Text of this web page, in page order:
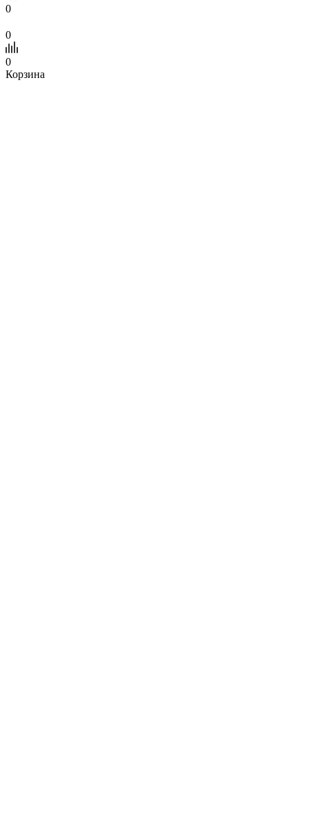
0
0
0
Корзина